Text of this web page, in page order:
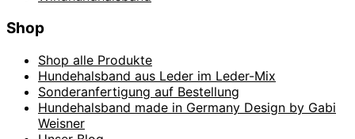
Shop
Shop alle Produkte
Hundehalsband aus Leder im Leder-Mix
Sonderanfertigung auf Bestellung
Hundehalsband made in Germany Design by Gabi
Weisner